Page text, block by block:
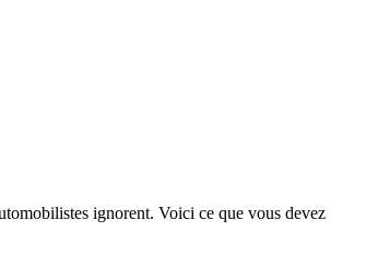
ignorent. Voici ce que vous devez